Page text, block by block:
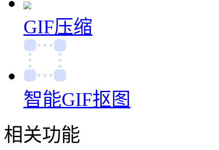
智能GIF抠图
相关功能
在线gif转换mp4 视频转gif免费 视频如何转化为gif动图
制作微信gif表情 秀米怎么插入gif gif动图在线制作